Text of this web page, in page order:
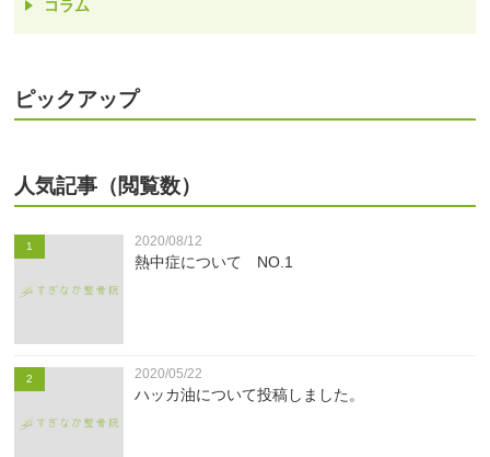
コラム
ピックアップ
人気記事（閲覧数）
1 2020/08/12
熱中症について NO.1
2 2020/05/22
ハッカ油について投稿しました。